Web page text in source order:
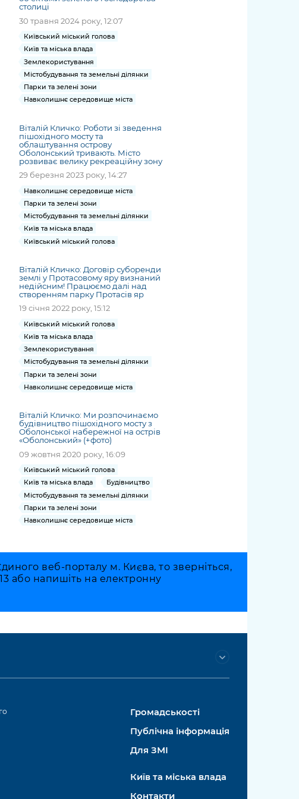
столиці
30 травня 2024 року, 12:07
Київський міський голова
Київ та міська влада
Землекористування
Містобудування та земельні ділянки
Парки та зелені зони
Навколишнє середовище міста
Віталій Кличко: Роботи зі зведення
пішохідного мосту та
облаштування острову
Оболонський тривають. Місто
розвиває велику рекреаційну зону
29 березня 2023 року, 14:27
Навколишнє середовище міста
Парки та зелені зони
Містобудування та земельні ділянки
Київ та міська влада
Київський міський голова
Віталій Кличко: Договір суборенди
землі у Протасовому яру визнаний
недійсним! Працюємо далі над
створенням парку Протасів яр
19 січня 2022 року, 15:12
Київський міський голова
Київ та міська влада
Землекористування
Містобудування та земельні ділянки
Парки та зелені зони
Навколишнє середовище міста
Віталій Кличко: Ми розпочинаємо
будівництво пішохідного мосту з
Оболонської набережної на острів
«Оболонський» (+фото)
09 жовтня 2020 року, 16:09
Київський міський голова
Київ та міська влада
Будівництво
Містобудування та земельні ділянки
Парки та зелені зони
Навколишнє середовище міста
веб-порталу м. Києва, то зверніться,
або напишіть на електронну
Громадськості
Публічна інформація
Для ЗМІ
Київ та міська влада
Контакти